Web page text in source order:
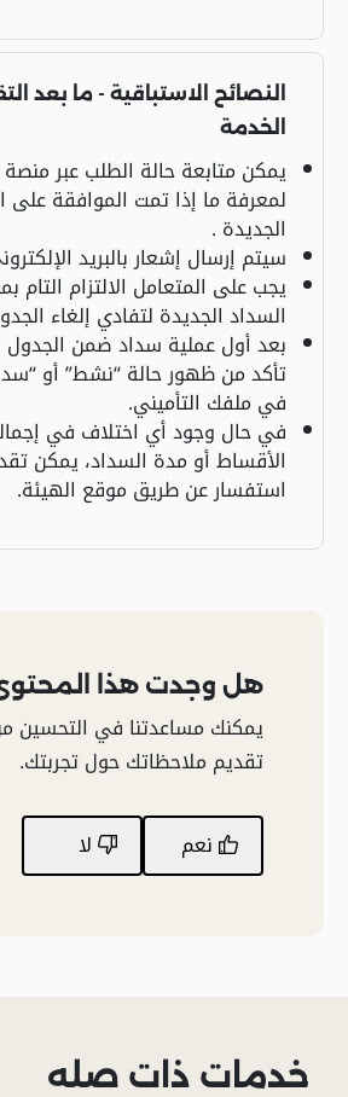
النصائح الاستباقية - ما بعد
الخدمة
يمكن متابعة حالة الطلب عبر
لمعرفة ما إذا تمت الموافقة على
الجديدة .
سيتم إرسال إشعار بالبريد
يجب على المتعامل الالتزام التام
السداد الجديدة لتفادي إلغاء
بعد أول عملية سداد ضمن الجدول
تأكد من ظهور حالة “نشط” أو
في ملفك التأميني.
في حال وجود أي اختلاف في
الأقساط أو مدة السداد، يمكن
استفسار عن طريق موقع الهيئة.
هل وجدت هذا
يمكنك مساعدتنا في التحسين
تقديم ملاحظاتك حول تجربتك.
نعم لا
خدمات ذات صله